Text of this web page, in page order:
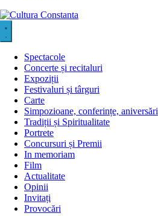
Spectacole
Concerte și recitaluri
Expoziții
Festivaluri și târguri
Carte
Simpozioane, conferințe, aniversări
Tradiții și Spiritualitate
Portrete
Concursuri și Premii
In memoriam
Film
Actualitate
Opinii
Invitați
Provocări